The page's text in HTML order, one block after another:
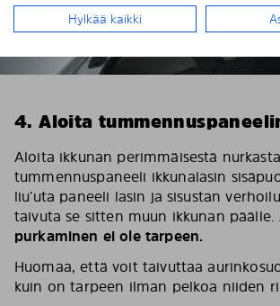
4. Aloita
Aloita ikkunan perimmäisestä
tummennuspaneeli ikkunalasin
liu’uta paneeli lasin ja sisustan
taivuta se sitten muun ikkunan päälle.
purkaminen ei ole tarpeen.
Huomaa, että voit taivuttaa
kuin on tarpeen ilman pelkoa niiden
Hylkää kaikki